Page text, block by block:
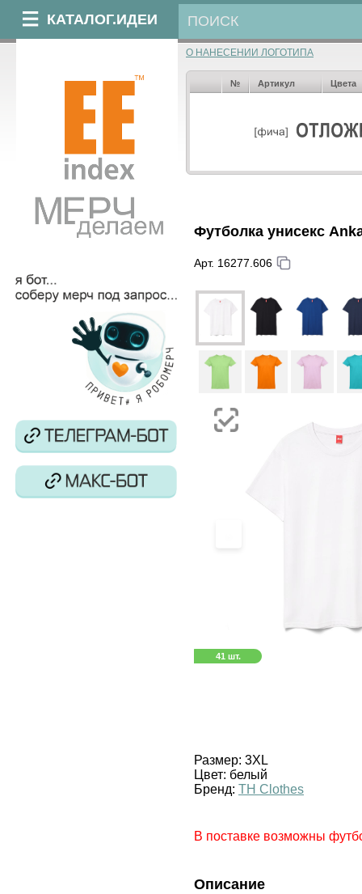
КАТАЛОГ.ИДЕИ
О НАНЕСЕНИИ ЛОГОТИПА
№ Артикул Цвета
Футболка унисекс
Арт. 16277.606
41 шт.
Размер: 3XL
Цвет: белый
Бренд: TH Clothes
В поставке возможны
Описание